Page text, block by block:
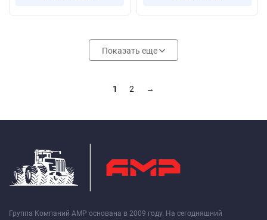
Показать еще
1 2 →
Группа Компаний АМР основана в 2009 году. На сегодняшний